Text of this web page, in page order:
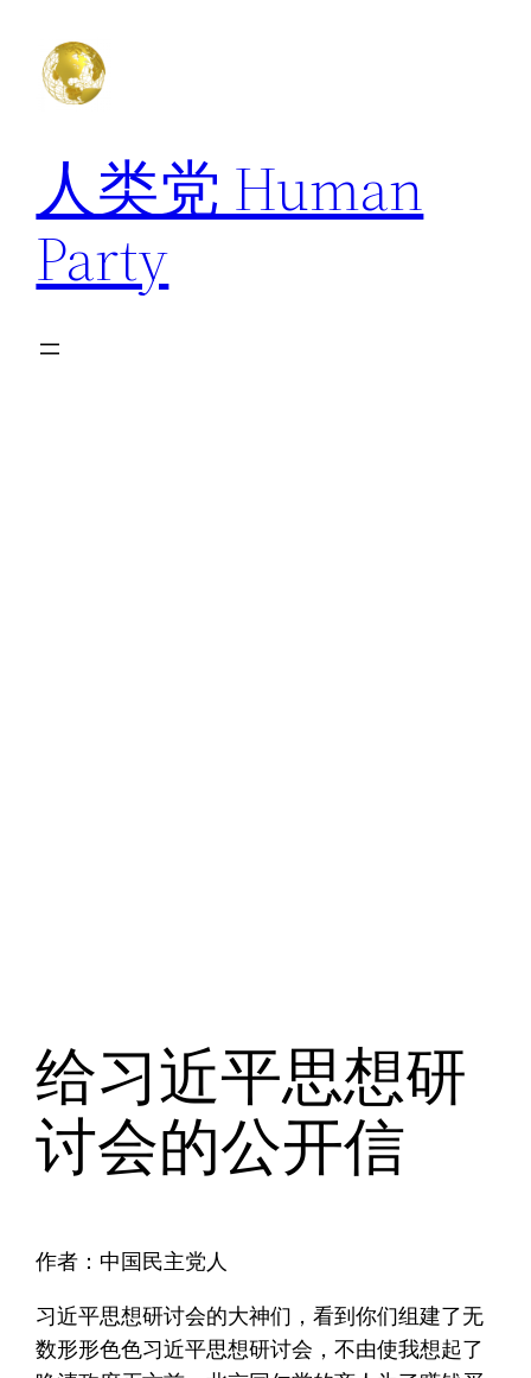
人类党 Human
Party
给习近平思想研
讨会的公开信
作者：中国民主党人
习近平思想研讨会的大神们，看到你们组建了无
数形形色色习近平思想研讨会，不由使我想起了